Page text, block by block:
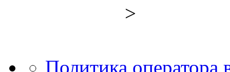
>
Политика оператора